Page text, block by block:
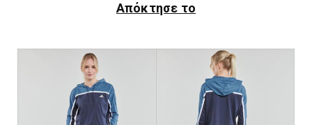
Απόκτησε το